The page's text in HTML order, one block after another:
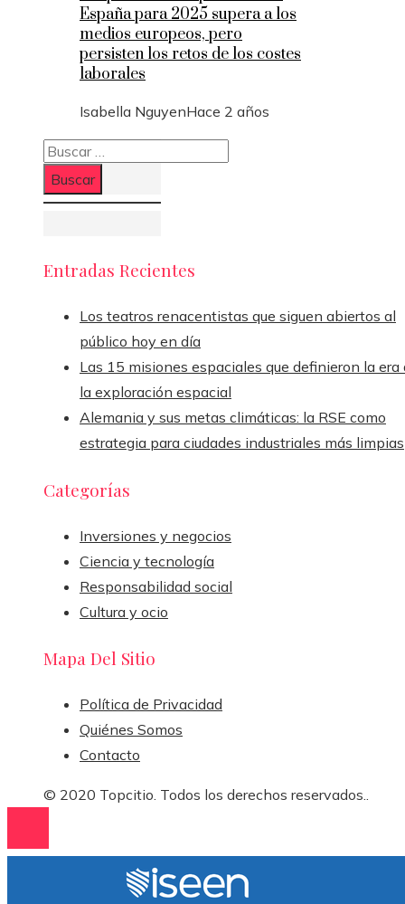
España para 2025 supera a los
medios europeos, pero
persisten los retos de los costes
laborales
Isabella NguyenHace 2 años
Buscar:
Entradas Recientes
Los teatros renacentistas que siguen abiertos al
público hoy en día
Las 15 misiones espaciales que definieron la era
la exploración espacial
Alemania y sus metas climáticas: la RSE como
estrategia para ciudades industriales más limpias
Categorías
Inversiones y negocios
Ciencia y tecnología
Responsabilidad social
Cultura y ocio
Mapa Del Sitio
Política de Privacidad
Quiénes Somos
Contacto
© 2020 Topcitio. Todos los derechos reservados..